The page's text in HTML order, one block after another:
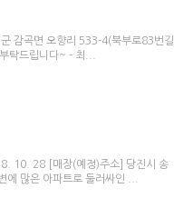
감곡면 오향리 533-4(북부로83번길
탁드립니다~ - 최...
10. 28 [매장(예정)주소] 당진시 송
많은 아파트로 둘러싸인 ...